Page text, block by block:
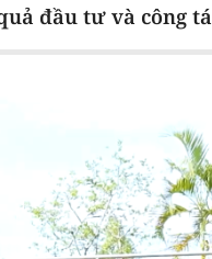
đầu tư và công